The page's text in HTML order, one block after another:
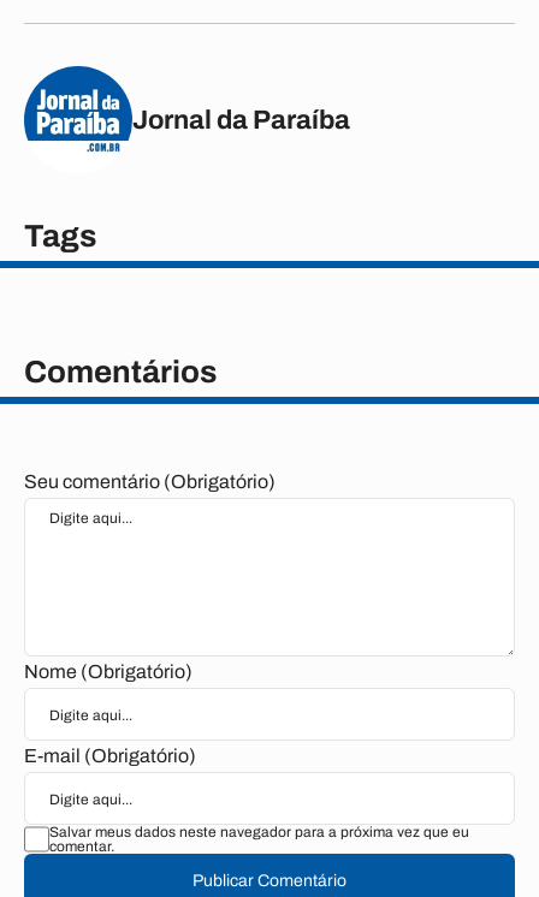
Jornal da Paraíba
Tags
Comentários
Seu comentário (Obrigatório)
Nome (Obrigatório)
E-mail (Obrigatório)
Salvar meus dados neste navegador para a próxima vez que eu
comentar.
Publicar Comentário